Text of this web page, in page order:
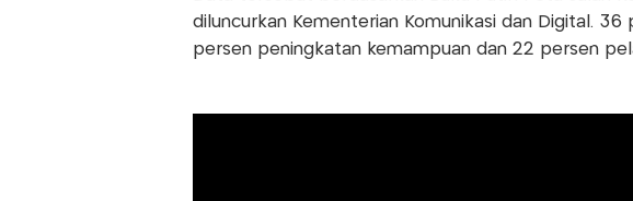
diluncurkan Kementerian Komunikasi dan Digital.
persen peningkatan kemampuan dan 22 persen